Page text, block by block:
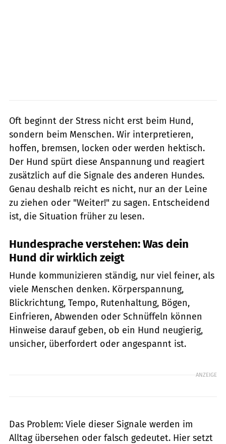
Oft beginnt der Stress nicht erst beim Hund,
sondern beim Menschen. Wir interpretieren,
hoffen, bremsen, locken oder werden hektisch.
Der Hund spürt diese Anspannung und reagiert
zusätzlich auf die Signale des anderen Hundes.
Genau deshalb reicht es nicht, nur an der Leine
zu ziehen oder "Weiter!" zu sagen. Entscheidend
ist, die Situation früher zu lesen.
Hundesprache verstehen: Was dein
Hund dir wirklich zeigt
Hunde kommunizieren ständig, nur viel feiner, als
viele Menschen denken. Körperspannung,
Blickrichtung, Tempo, Rutenhaltung, Bögen,
Einfrieren, Abwenden oder Schnüffeln können
Hinweise darauf geben, ob ein Hund neugierig,
unsicher, überfordert oder angespannt ist.
ANZEIGE
Das Problem: Viele dieser Signale werden im
Alltag übersehen oder falsch gedeutet. Hier setzt